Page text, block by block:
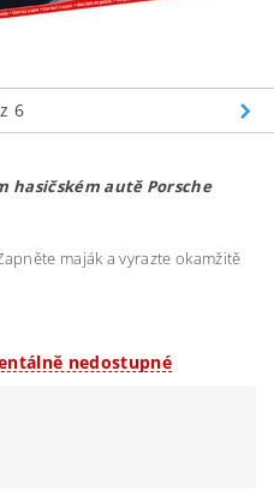
z 6
hasičském autě Porsche
maják a vyrazte okamžitě
nedostupné